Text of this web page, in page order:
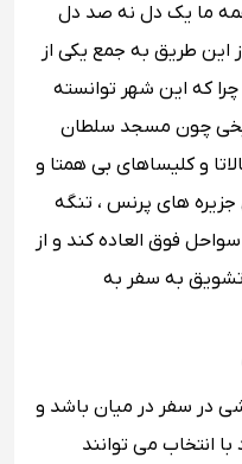
ما یک دل نه صد دل
طریق به جمع یکی از
چرا که این شهر توانسته
چون مسجد سلطان
و کلیساهای بی همتا و
های پرنس ، تنگه
فوق العاده کند و از
به سفر به
در سفر در میان باشد و
با انتخاب می توانند